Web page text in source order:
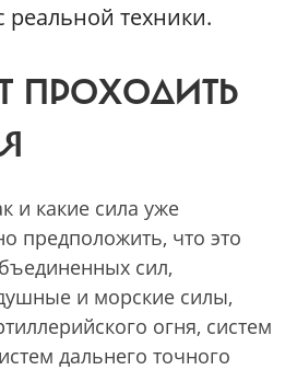
реальной техники.
ПРОХОДИТЬ
и какие сила уже
предположить, что это
сил,
и морские силы,
огня, систем
дальнего точного